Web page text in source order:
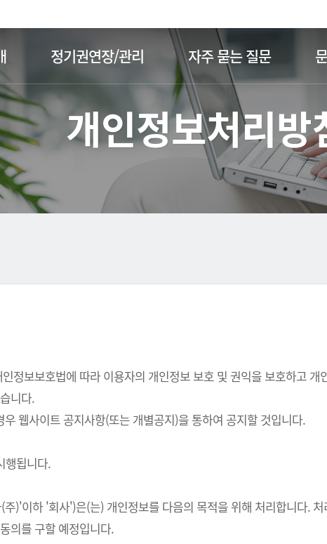
정기권연장/관리 자주 묻는 질문
개인정보처리방
정보보호법에 따라 이용자의 개인정보 보호 및 권익을 보호하고
니다.
웹사이트 공지사항(또는 개별공지)을 통하여 공지할 것입니다.
행됩니다.
)'이하 '회사')은(는) 개인정보를 다음의 목적을 위해 처리합니다.
의를 구할 예정입니다.